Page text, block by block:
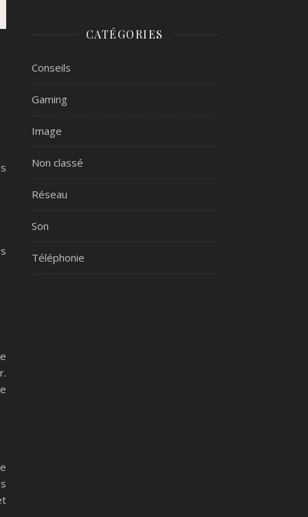
CATÉGORIES
Conseils
Gaming
Image
Non classé
Réseau
Son
Téléphonie